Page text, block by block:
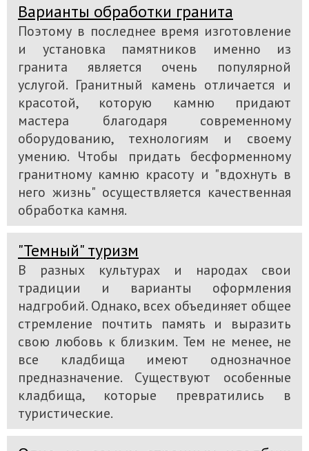
Варианты обработки гранита
Поэтому в последнее время изготовление
и установка памятников именно из
гранита является очень популярной
услугой. Гранитный камень отличается и
красотой, которую камню придают
мастера благодаря современному
оборудованию, технологиям и своему
умению. Чтобы придать бесформенному
гранитному камню красоту и "вдохнуть в
него жизнь" осуществляется качественная
обработка камня.
"Темный" туризм
В разных культурах и народах свои
традиции и варианты оформления
надгробий. Однако, всех объединяет общее
стремление почтить память и выразить
свою любовь к близким. Тем не менее, не
все кладбища имеют однозначное
предназначение. Существуют особенные
кладбища, которые превратились в
туристические.